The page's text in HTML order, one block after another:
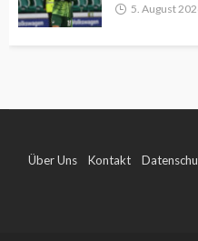
5. August
Über Uns Kontakt